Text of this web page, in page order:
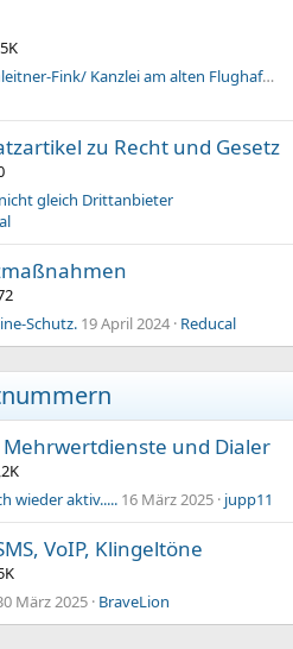
Fa.AventaNet / RAin Eichleitner-Fink/ Kanzlei am alten Flughafen Neubiberg
zu Recht und Gesetz
gleich Drittanbieter
Schutz. 19 April 2024 Reducal
und Dialer
wieder aktiv..... 16 März 2025 jupp11
VoIP, Klingeltöne
März 2025 BraveLion